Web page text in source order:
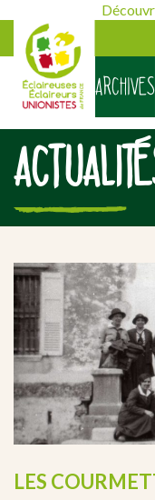
ARCHIVES
LES